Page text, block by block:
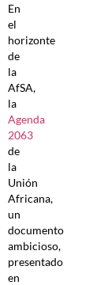
En
el
horizonte
de
la
AfSA,
la
Agenda
2063
de
la
Unión
Africana,
un
documento
ambicioso,
presentado
en